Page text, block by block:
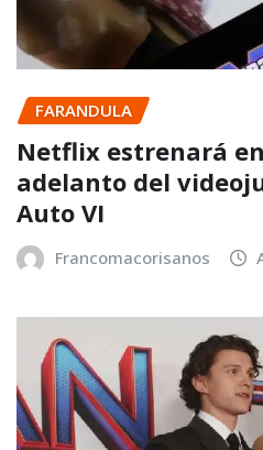
FARANDULA
Netflix estrenará
adelanto del
Auto VI
Francomacorisanos